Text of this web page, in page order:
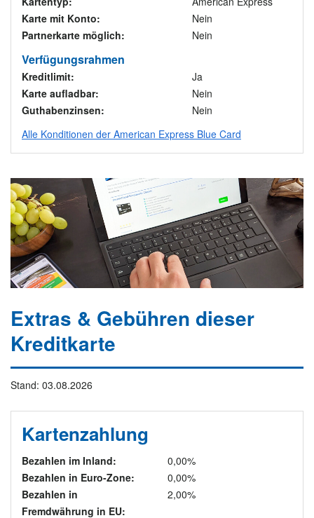
Karte mit Konto:
Nein
Partnerkarte möglich:
Nein
Verfügungsrahmen
Kreditlimit:
Ja
Karte aufladbar:
Nein
Guthabenzinsen:
Nein
Alle Konditionen der American Express Blue Card
Extras & Gebühren dieser
Kreditkarte
Stand: 03.08.2026
Kartenzahlung
Bezahlen im Inland:
0,00%
Bezahlen in Euro-Zone:
0,00%
Bezahlen in
Fremdwährung in EU:
2,00%